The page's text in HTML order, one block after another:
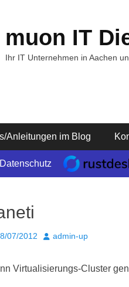
muon IT
Ihr IT Unternehmen in Aachen
Anleitungen im Blog
Datenschutz
07/2012 Autoradmin-up
Virtualisierungs-Cluster